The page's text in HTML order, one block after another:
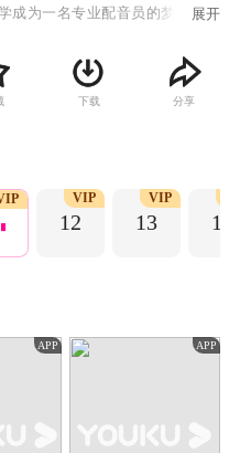
成为一名专业配音员的梦想，但
让贝耳朵疲于应对。为了凑齐留
了帮闺蜜唐栗救急，贝耳朵无奈
情侣真人秀的节目，在节目中偶
甥郁升打赌失败，不得不愿赌服
替郁升解除危局。事实上，吸引
妙浪漫的缘分最终在一起。
展开
下载 分享
12
VIP
13
VIP
14
APP APP